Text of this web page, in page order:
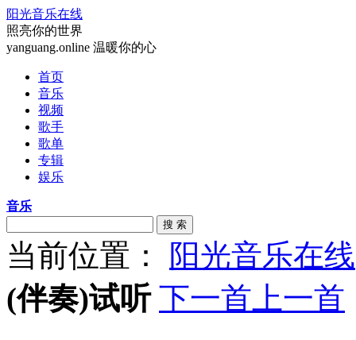
阳光音乐在线
照亮你的世界
yanguang.online 温暖你的心
首页
音乐
视频
歌手
歌单
专辑
娱乐
音乐
搜 索
当前位置： 阳光音乐在线
(伴奏)试听 下一首 上一首